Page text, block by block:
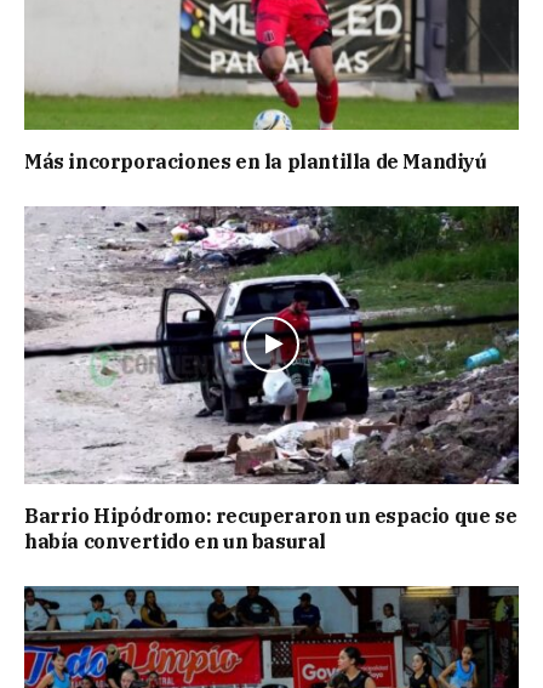
Más incorporaciones en la plantilla de Mandiyú
Barrio Hipódromo: recuperaron un espacio que se
había convertido en un basural